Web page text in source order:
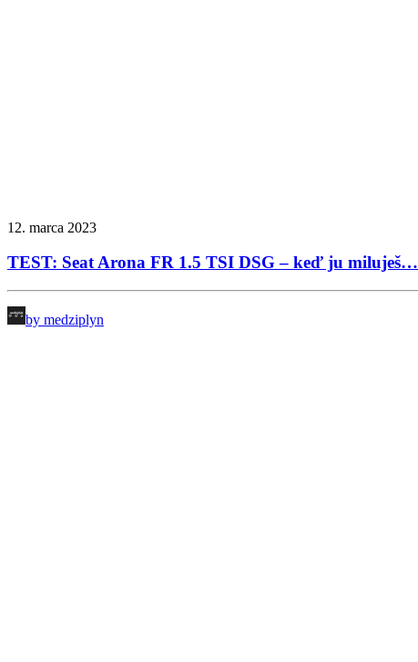
12. marca 2023
TEST: Seat Arona FR 1.5 TSI DSG – keď ju miluješ…
by medziplyn